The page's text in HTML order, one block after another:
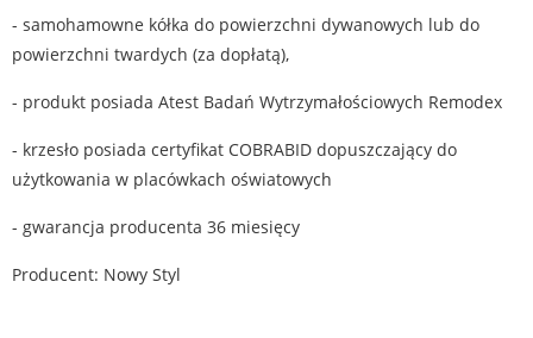
- samohamowne kółka do powierzchni dywanowych lub do
powierzchni twardych (za dopłatą),
- produkt posiada Atest Badań Wytrzymałościowych Remodex
- krzesło posiada certyfikat COBRABID dopuszczający do
użytkowania w placówkach oświatowych
- gwarancja producenta 36 miesięcy
Producent: Nowy Styl